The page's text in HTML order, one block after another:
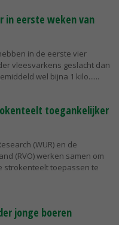
in eerste weken van
in de eerste vier
vleesvarkens geslacht dan
wel bijna 1 kilo...
toegankelijker
(WUR) en de
(RVO) werken samen om
strokenteelt toepassen te
jonge boeren